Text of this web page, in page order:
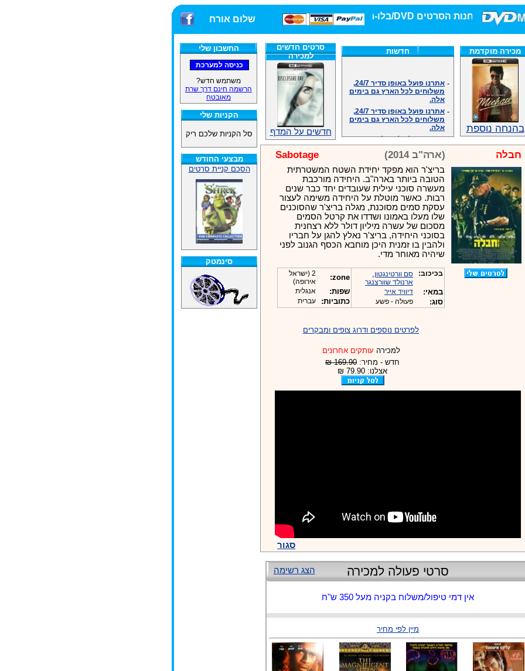
חנות הסרטים DVD/בלו-ריי/3D הגדולה ביותר! שלום אורח
החשבון שלי
משתמש חדש?
הרשמה חינם דרך שרת
מאובטח
הקניות שלי
סל הקניות שלכם ריק
מבצעי החודש
הסכם קניית סרטים
סינמטק
מכירה מוקדמת
בהנחה נוספת
חדשות
משלוחים לכל הארץ גם בימים
אלה.
משלוחים לכל הארץ גם בימים
אלה.
אנחנו כאן לכול שאלה וזמינים
במענה הטלפוני שלנו.ובמייל
.האתר לרשותכם פעיל 24/7
מענה טלפוני: 09-7652392
צוות דיוידי מאסטר ישיר.
זמינים במייל ובטלפון. האתר
לרשותכם פעיל 24/7
צוות דיוידי מאסטר ישיר.
אנחנו כאן לכול שאלה וזמינים
במענה הטלפוני שלנו.ובמייל
.האתר לרשותכם 24/7
מענה טלפוני: 09-7652392
צוות דיוידי מאסטר ישיר.
סרטים חדשים
למכירה
חדשים על המדף
חבלה (ארה"ב 2014) Sabotage
בריצ'ר הוא מפקד יחידת השטח המשטרתית
הטובה ביותר בארה"ב. היחידה מורכבת
מעשרה סוכני עילית שעובדים יחד כבר שנים
רבות. כאשר מוטלת על היחידה משימה לעצור
עסקת סמים מסוכנת, מגלה בריצ'ר שהסוכנים
שלו מעלו באמונו ושדדו את קרטל הסמים
מסכום של עשרה מיליון דולר ללא רצחנית
בסוכני היחידה, בריצ'ר נאלץ להגן על חבריו
ולהבין בו זמנית היכן מוחבא הכסף הגנוב לפני
שיהיה מאוחר מדי.
בכיכוב: סם וורטינגטון,
ארנולד שוורצנגר
במאי: דיוויד אייר
סוג: פעולה - פשע
zone:
2 (ישראל
אירופה)
שפות: אנגלית
כתוביות: עברית
לפרטים נוספים ודרוג צופים ומבקרים
למכירה עותקים אחרונים
חדש - מחיר: 169.90 ₪
אצלנו: 79.90 ₪
סגור
הצג רשימה סרטי פעולה למכירה
אין דמי טיפול/משלוח בקניה מעל 350 ש"ח
מיין לפי מחיר